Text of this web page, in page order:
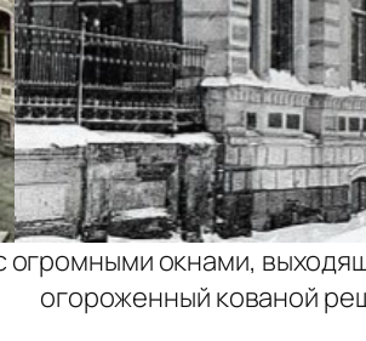
огромными окнами,
огороженный кованой